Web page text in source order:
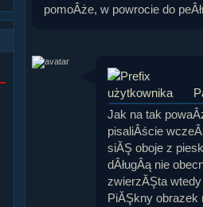
pomoÂże, w powrocie do
Jak na tak
pisaliÂście
siĂŞ oboje z
dÂługÂą nie
zwierzĂŞta
PiĂŞkny obrazek